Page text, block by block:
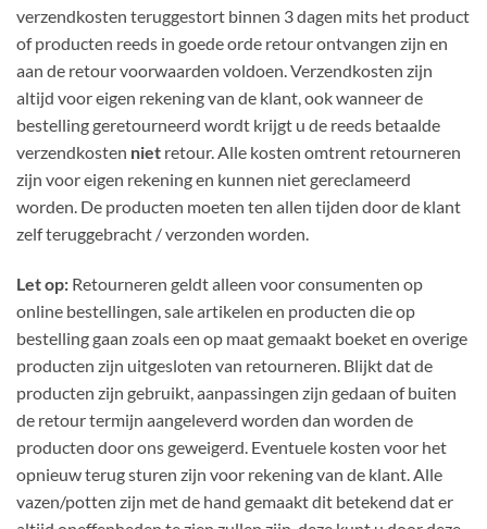
verzendkosten teruggestort binnen 3 dagen mits het product
of producten reeds in goede orde retour ontvangen zijn en
aan de retour voorwaarden voldoen. Verzendkosten zijn
altijd voor eigen rekening van de klant, ook wanneer de
bestelling geretourneerd wordt krijgt u de reeds betaalde
verzendkosten niet retour. Alle kosten omtrent retourneren
zijn voor eigen rekening en kunnen niet gereclameerd
worden. De producten moeten ten allen tijden door de klant
zelf teruggebracht / verzonden worden.
Let op: Retourneren geldt alleen voor consumenten op
online bestellingen, sale artikelen en producten die op
bestelling gaan zoals een op maat gemaakt boeket en overige
producten zijn uitgesloten van retourneren. Blijkt dat de
producten zijn gebruikt, aanpassingen zijn gedaan of buiten
de retour termijn aangeleverd worden dan worden de
producten door ons geweigerd. Eventuele kosten voor het
opnieuw terug sturen zijn voor rekening van de klant. Alle
vazen/potten zijn met de hand gemaakt dit betekend dat er